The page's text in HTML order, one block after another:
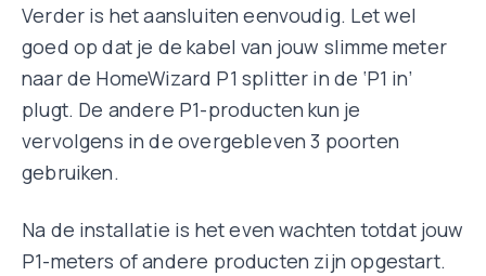
Verder is het aansluiten eenvoudig. Let wel
goed op dat je de kabel van jouw slimme meter
naar de HomeWizard P1 splitter in de ‘P1 in’
plugt. De andere P1-producten kun je
vervolgens in de overgebleven 3 poorten
gebruiken.
Na de installatie is het even wachten totdat jouw
P1-meters of andere producten zijn opgestart.